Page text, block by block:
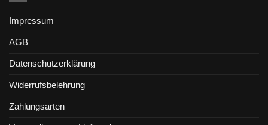
Impressum
AGB
Datenschutzerklärung
Widerrufsbelehrung
Zahlungsarten